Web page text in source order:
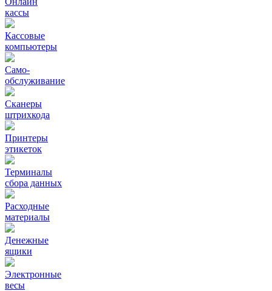
кассы
Кассовые
компьютеры
Само-
обслуживание
Сканеры
штрихкода
Принтеры
этикеток
Терминалы
сбора данных
Расходные
материалы
Денежные
ящики
Электронные
весы